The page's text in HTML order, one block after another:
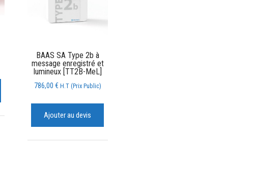
BAAS SA Type 2b à
message enregistré et
lumineux [TT2B-MeL]
786,00 € H.T (Prix Public)
Ajouter au devis